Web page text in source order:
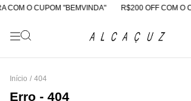
O CUPOM "BEMVINDA" R$200 OFF COM O
Início / 404
Erro - 404